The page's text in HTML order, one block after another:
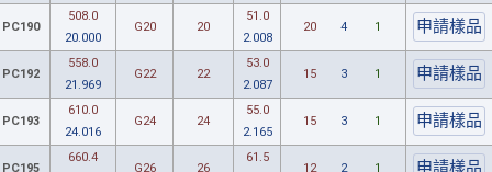
PC190
508.0
20.000
G20 20
51.0
2.008
20 4 1
PC192
558.0
21.969
G22 22
53.0
2.087
15 3 1
PC193
610.0
24.016
G24 24
55.0
2.165
15 3 1
PC195
660.4
G26 26
61.5
12 2 1